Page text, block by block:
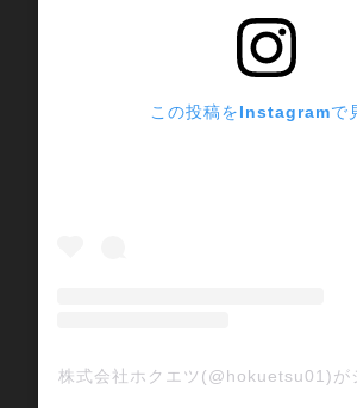
この投稿をInstagramで
株式会社ホクエツ(@hokuetsu01)が